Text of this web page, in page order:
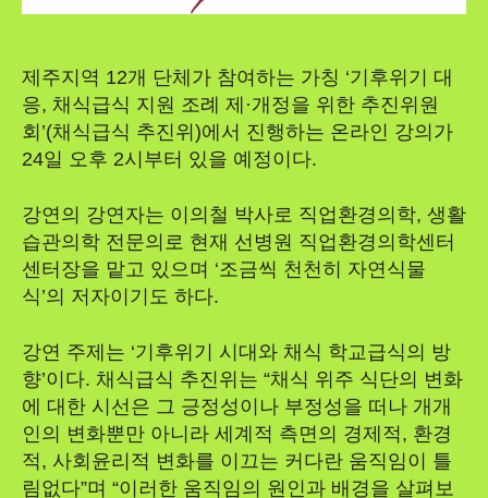
제주지역 12개 단체가 참여하는 가칭 ‘기후위기 대
응, 채식급식 지원 조례 제·개정을 위한 추진위원
회’(채식급식 추진위)에서 진행하는 온라인 강의가
24일 오후 2시부터 있을 예정이다.
강연의 강연자는 이의철 박사로 직업환경의학, 생활
습관의학 전문의로 현재 선병원 직업환경의학센터
센터장을 맡고 있으며 ‘조금씩 천천히 자연식물
식’의 저자이기도 하다.
강연 주제는 ‘기후위기 시대와 채식 학교급식의 방
향’이다. 채식급식 추진위는 “채식 위주 식단의 변화
에 대한 시선은 그 긍정성이나 부정성을 떠나 개개
인의 변화뿐만 아니라 세계적 측면의 경제적, 환경
적, 사회윤리적 변화를 이끄는 커다란 움직임이 틀
림없다”며 “이러한 움직임의 원인과 배경을 살펴보